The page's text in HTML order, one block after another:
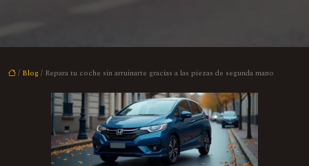
/ Blog / Repara tu coche sin arruinarte gracias a las piezas de segunda mano